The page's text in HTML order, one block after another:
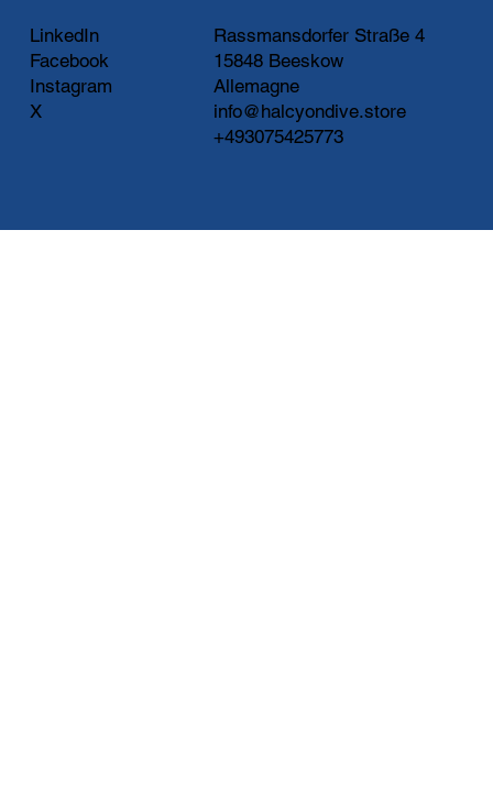
LinkedIn
Facebook
Instagram
X
Rassmansdorfer Straße 4
15848 Beeskow
Allemagne
info@halcyondive.store
+493075425773